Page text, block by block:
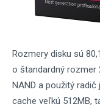
Rozmery disku sú
o štandardný rozmer
NAND a použitý
cache veľkú 512MB,